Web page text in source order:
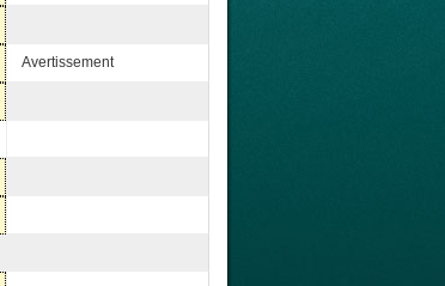
Avertissement